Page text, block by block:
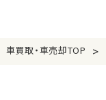
車買取・車売却TOP >